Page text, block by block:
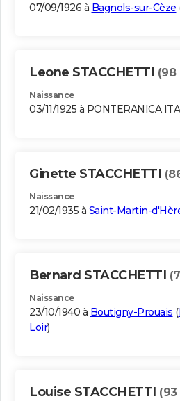
07/09/1926 à Bagnols-sur-Cèze
Leone STACCHETTI (98
Naissance
03/11/1925 à PONTERANICA
Ginette STACCHETTI
Naissance
21/02/1935 à Saint-Martin-
Bernard STACCHETTI
Naissance
23/10/1940 à Boutigny-Prouais (
Loir)
Louise STACCHETTI (93